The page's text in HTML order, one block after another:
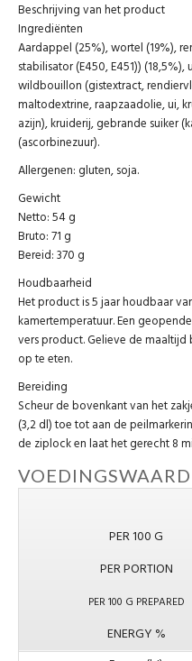
Beschrijving van het product
Ingrediënten
Aardappel (25%), wortel (19%),
stabilisator (E450, E451))
wildbouillon (gistextract,
maltodextrine, raapzaadolie, ui,
azijn), kruiderij, gebrande suiker
(ascorbinezuur).
Allergenen: gluten, soja.
Gewicht
Netto: 54 g
Bruto: 71 g
Bereid: 370 g
Houdbaarheid
Het product is 5 jaar houdbaar
kamertemperatuur. Een
vers product. Gelieve de
op te eten.
Bereiding
Scheur de bovenkant van het
(3,2 dl) toe tot aan de
de ziplock en laat het gerecht 8
PER 100 G
PER PORTION
PER 100 G PREPARED
ENERGY %